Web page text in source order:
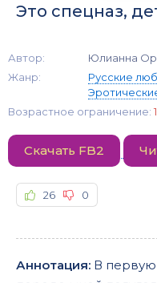
Это спецназ,
Автор:
Юлианна
Жанр:
Русские
Возрастное ограничение:
Скачать FB2
26 0
Аннотация: В первую